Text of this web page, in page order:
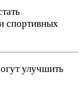
спортивных
улучшить